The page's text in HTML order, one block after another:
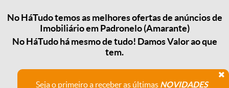
No HáTudo temos as melhores ofertas de anúncios de
Imobiliário em Padronelo (Amarante)
No HáTudo há mesmo de tudo! Damos Valor ao que
tem.
Seja o primeiro a receber as últimas NOVIDADES